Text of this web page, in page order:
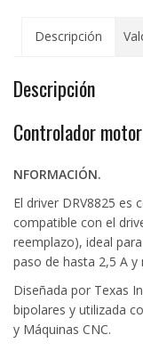
Descripción
Descripción
Controlador
NFORMACIÓN.
El driver DRV8825 es
compatible con el
reemplazo), ideal
paso de hasta 2,5 A
Diseñada por Texas
bipolares y utilizada
y Máquinas CNC.